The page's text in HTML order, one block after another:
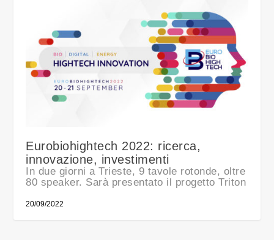
Eurobiohightech 2022: ricerca,
innovazione, investimenti
In due giorni a Trieste, 9 tavole rotonde, oltre
80 speaker. Sarà presentato il progetto Triton
20/09/2022